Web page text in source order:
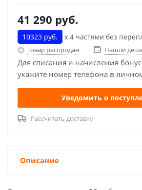
41 290 руб.
10323 руб. х 4 частями без
Товар распродан Нашли
Для списания и начисления
укажите номер телефона в
Уведомить о
Рассчитать доставку
Описание